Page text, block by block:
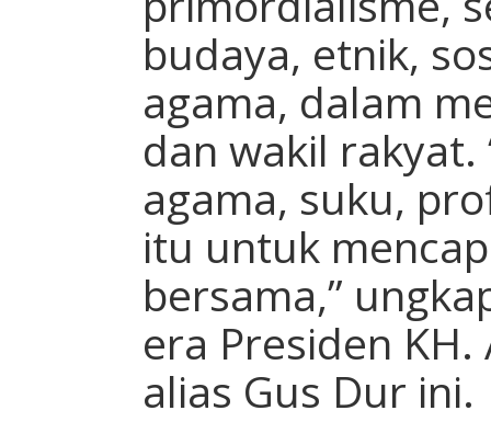
budaya, etnik,
agama, dalam
dan wakil rakyat.
agama, suku,
itu untuk
bersama,”
era Presiden
alias Gus Dur ini.